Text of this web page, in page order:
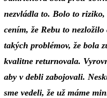
nezvládla to. Bolo to
cením, že Rebu to
takých problémov, že bola
kvalitne returnovala.
aby v debli zabojovali.
sme vedeli, že už máme